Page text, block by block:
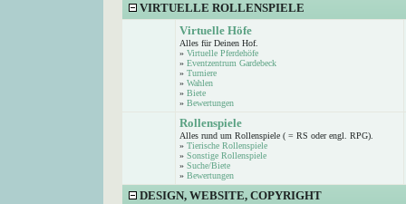
VIRTUELLE ROLLENSPIELE
Virtuelle Höfe
Alles für Deinen Hof.
» Virtuelle Pferdehöfe
» Eventzentrum Gardebeck
» Turniere
» Wahlen
» Biete
» Bewertungen
Rollenspiele
Alles rund um Rollenspiele ( = RS oder engl. RPG).
» Tierische Rollenspiele
» Sonstige Rollenspiele
» Suche/Biete
» Bewertungen
DESIGN, WEBSITE, COPYRIGHT